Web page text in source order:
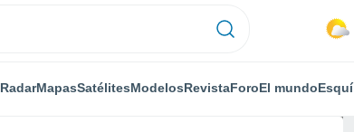
RadarMapasSatélitesModelosRevistaForoEl mundoEsquí